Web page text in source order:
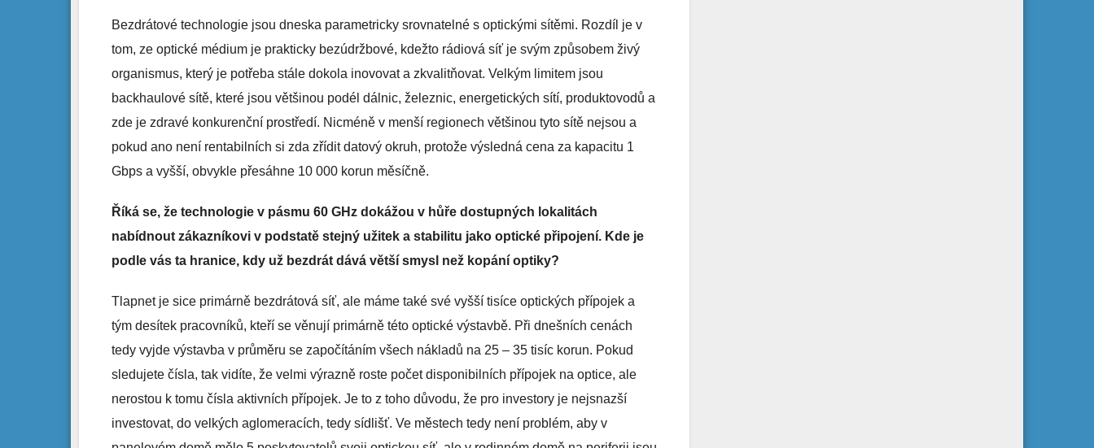
Bezdrátové technologie jsou dneska parametricky srovnatelné s optickými sítěmi. Rozdíl je v
tom, ze optické médium je prakticky bezúdržbové, kdežto rádiová síť je svým způsobem živý
organismus, který je potřeba stále dokola inovovat a zkvalitňovat. Velkým limitem jsou
backhaulové sítě, které jsou většinou podél dálnic, železnic, energetických sítí, produktovodů a
zde je zdravé konkurenční prostředí. Nicméně v menší regionech většinou tyto sítě nejsou a
pokud ano není rentabilních si zda zřídit datový okruh, protože výsledná cena za kapacitu 1
Gbps a vyšší, obvykle přesáhne 10 000 korun měsíčně.
Říká se, že technologie v pásmu 60 GHz dokážou v hůře dostupných lokalitách
nabídnout zákazníkovi v podstatě stejný užitek a stabilitu jako optické připojení. Kde je
podle vás ta hranice, kdy už bezdrát dává větší smysl než kopání optiky?
Tlapnet je sice primárně bezdrátová síť, ale máme také své vyšší tisíce optických přípojek a
tým desítek pracovníků, kteří se věnují primárně této optické výstavbě. Při dnešních cenách
tedy vyjde výstavba v průměru se započítáním všech nákladů na 25 – 35 tisíc korun. Pokud
sledujete čísla, tak vidíte, že velmi výrazně roste počet disponibilních přípojek na optice, ale
nerostou k tomu čísla aktivních přípojek. Je to z toho důvodu, že pro investory je nejsnazší
investovat, do velkých aglomeracích, tedy sídlišť. Ve městech tedy není problém, aby v